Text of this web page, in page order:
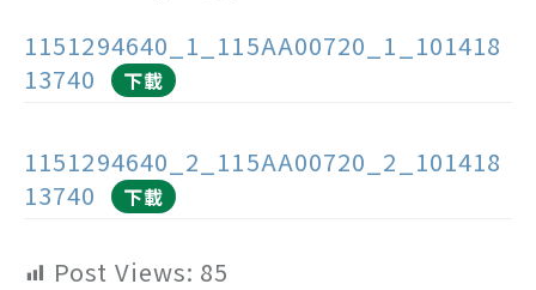
1151294640_1_115AA00720_1_101418
13740
下載
1151294640_2_115AA00720_2_101418
13740
下載
Post Views: 85